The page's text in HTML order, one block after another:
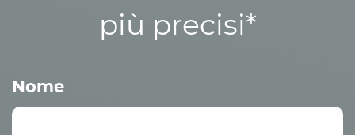
più precisi*
Nome